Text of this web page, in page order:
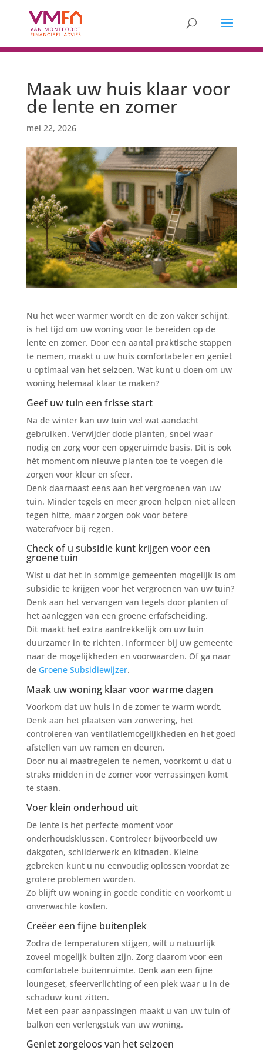
Maak uw huis klaar voor
de lente en zomer
mei 22, 2026
Nu het weer warmer wordt en de zon vaker schijnt,
is het tijd om uw woning voor te bereiden op de
lente en zomer. Door een aantal praktische stappen
te nemen, maakt u uw huis comfortabeler en geniet
u optimaal van het seizoen. Wat kunt u doen om uw
woning helemaal klaar te maken?
Geef uw tuin een frisse start
Na de winter kan uw tuin wel wat aandacht
gebruiken. Verwijder dode planten, snoei waar
nodig en zorg voor een opgeruimde basis. Dit is ook
hét moment om nieuwe planten toe te voegen die
zorgen voor kleur en sfeer.
Denk daarnaast eens aan het vergroenen van uw
tuin. Minder tegels en meer groen helpen niet alleen
tegen hitte, maar zorgen ook voor betere
waterafvoer bij regen.
Check of u subsidie kunt krijgen voor een
groene tuin
Wist u dat het in sommige gemeenten mogelijk is om
subsidie te krijgen voor het vergroenen van uw tuin?
Denk aan het vervangen van tegels door planten of
het aanleggen van een groene erfafscheiding.
Dit maakt het extra aantrekkelijk om uw tuin
duurzamer in te richten. Informeer bij uw gemeente
naar de mogelijkheden en voorwaarden. Of ga naar
de Groene Subsidiewijzer.
Maak uw woning klaar voor warme dagen
Voorkom dat uw huis in de zomer te warm wordt.
Denk aan het plaatsen van zonwering, het
controleren van ventilatiemogelijkheden en het goed
afstellen van uw ramen en deuren.
Door nu al maatregelen te nemen, voorkomt u dat u
straks midden in de zomer voor verrassingen komt
te staan.
Voer klein onderhoud uit
De lente is het perfecte moment voor
onderhoudsklussen. Controleer bijvoorbeeld uw
dakgoten, schilderwerk en kitnaden. Kleine
gebreken kunt u nu eenvoudig oplossen voordat ze
grotere problemen worden.
Zo blijft uw woning in goede conditie en voorkomt u
onverwachte kosten.
Creëer een fijne buitenplek
Zodra de temperaturen stijgen, wilt u natuurlijk
zoveel mogelijk buiten zijn. Zorg daarom voor een
comfortabele buitenruimte. Denk aan een fijne
loungeset, sfeerverlichting of een plek waar u in de
schaduw kunt zitten.
Met een paar aanpassingen maakt u van uw tuin of
balkon een verlengstuk van uw woning.
Geniet zorgeloos van het seizoen